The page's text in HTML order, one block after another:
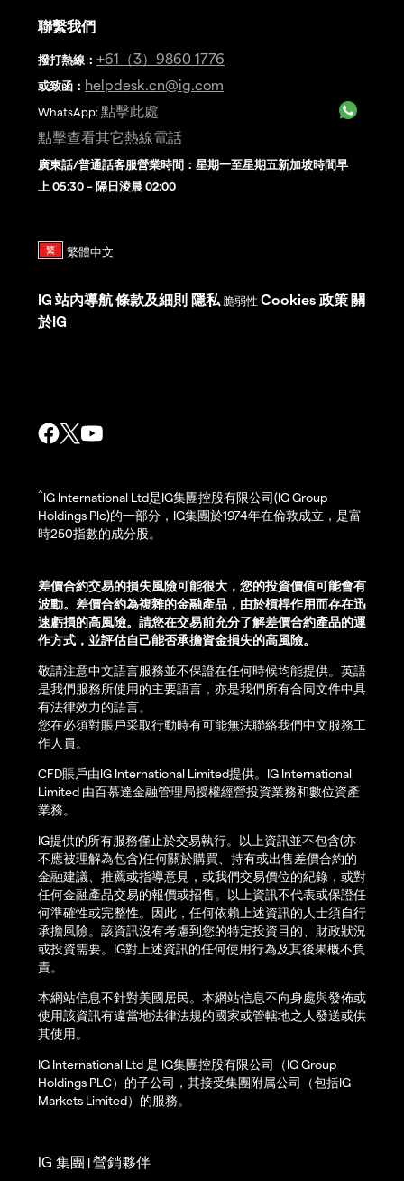
聯繫我們
撥打熱線 ： +61（3）9860 1776
或致函： helpdesk.cn@ig.com
WhatsApp: 點擊此處
點擊查看其它熱線電話
廣東話/普通話客服營業時間：星期一至星期五新加坡時間早
上 05:30 – 隔日淩晨 02:00
IG 站內導航條款及細則 隱私 脆弱性 Cookies 政策 關
於IG
^IG International Ltd是IG集團控股有限公司(IG Group
Holdings Plc)的一部分，IG集團於1974年在倫敦成立，是富
時250指數的成分股。
差價合約交易的損失風險可能很大，您的投資價值可能會有
波動。差價合約為複雜的金融產品，由於槓桿作用而存在迅
速虧損的高風險。請您在交易前充分了解差價合約產品的運
作方式，並評估自己能否承擔資金損失的高風險。
敬請注意中文語言服務並不保證在任何時候均能提供。英語
是我們服務所使用的主要語言，亦是我們所有合同文件中具
有法律效力的語言。
您在必須對賬戶采取行動時有可能無法聯絡我們中文服務工
作人員。
CFD賬戶由IG International Limited提供。IG International
Limited 由百慕達金融管理局授權經營投資業務和數位資產
業務。
IG提供的所有服務僅止於交易執行。以上資訊並不包含(亦
不應被理解為包含)任何關於購買、持有或出售差價合約的
金融建議、推薦或指導意見，或我們交易價位的紀錄，或對
任何金融產品交易的報價或招售。以上資訊不代表或保證任
何準確性或完整性。因此，任何依賴上述資訊的人士須自行
承擔風險。該資訊沒有考慮到您的特定投資目的、財政狀況
或投資需要。IG對上述資訊的任何使用行為及其後果概不負
責。
本網站信息不針對美國居民。本網站信息不向身處與發佈或
使用該資訊有違當地法律法規的國家或管轄地之人發送或供
其使用。
IG International Ltd 是 IG集團控股有限公司（IG Group
Holdings PLC）的子公司，其接受集團附属公司（包括IG
Markets Limited）的服務。
IG 集團 |營銷夥伴